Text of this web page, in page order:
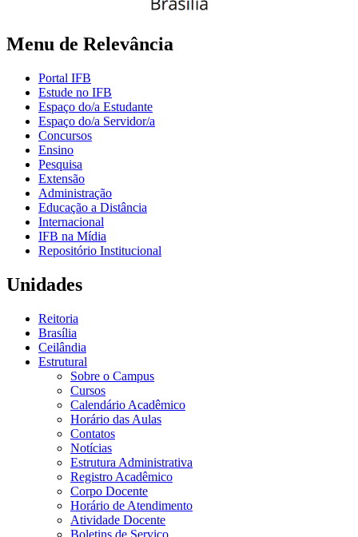
Menu de Relevância
Portal IFB
Estude no IFB
Espaço do/a Estudante
Espaço do/a Servidor/a
Concursos
Ensino
Pesquisa
Extensão
Administração
Educação a Distância
Internacional
IFB na Mídia
Repositório Institucional
Unidades
Reitoria
Brasília
Ceilândia
Estrutural
Sobre o Campus
Cursos
Calendário Acadêmico
Horário das Aulas
Contatos
Notícias
Estrutura Administrativa
Registro Acadêmico
Corpo Docente
Horário de Atendimento
Atividade Docente
Boletins de Serviço